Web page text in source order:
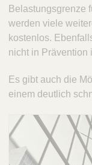
Belastungsgrenze
werden viele
kostenlos.
nicht in Prävention
Es gibt auch die
einem deutlich